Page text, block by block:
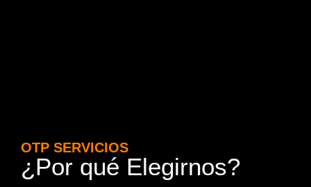
OTP SERVICIOS
¿Por qué Elegirnos?